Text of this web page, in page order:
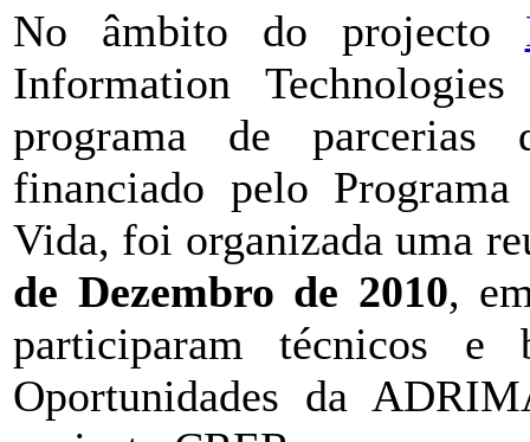
No âmbito do projecto
Information
programa de parcerias
financiado pelo
Vida, foi organizada uma
de Dezembro de 2010,
participaram técnicos e
Oportunidades da